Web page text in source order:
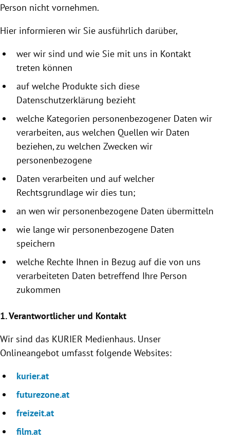
Untermenü
Untermenü
Untermenü
Untermenü
Person nicht vornehmen.
Hier informieren wir Sie ausführlich darüber,
wer wir sind und wie Sie mit uns in Kontakt
treten können
auf welche Produkte sich diese
Datenschutzerklärung bezieht
welche Kategorien personenbezogener Daten wir
verarbeiten, aus welchen Quellen wir Daten
beziehen, zu welchen Zwecken wir
personenbezogene
Daten verarbeiten und auf welcher
Rechtsgrundlage wir dies tun;
an wen wir personenbezogene Daten übermitteln
wie lange wir personenbezogene Daten
speichern
welche Rechte Ihnen in Bezug auf die von uns
verarbeiteten Daten betreffend Ihre Person
zukommen
1. Verantwortlicher und Kontakt
Wir sind das KURIER Medienhaus. Unser
Onlineangebot umfasst folgende Websites:
kurier.at
futurezone.at
freizeit.at
film.at